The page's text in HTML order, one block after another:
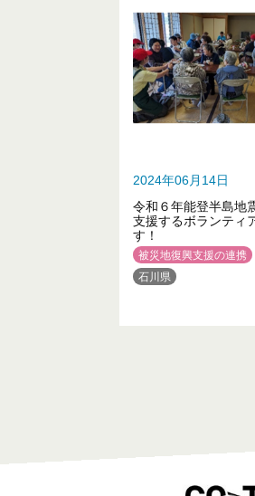
2024年06月14日
令和６年能登半島
支援するボランティ
す！
被災地復興支援の連携
石川県